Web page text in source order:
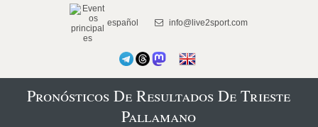
español info@live2sport.com
Pronósticos De Resultados De Trieste
Pallamano